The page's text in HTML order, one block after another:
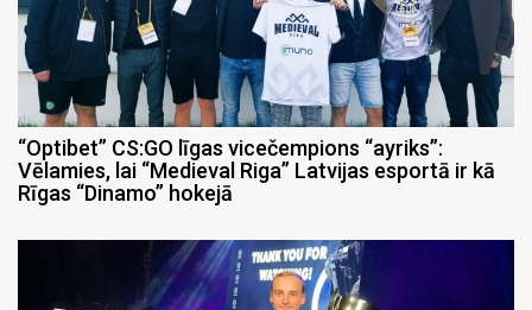
“Optibet” CS:GO līgas vicečempions “ayriks”:
Vēlamies, lai “Medieval Riga” Latvijas esportā ir kā
Rīgas “Dinamo” hokejā